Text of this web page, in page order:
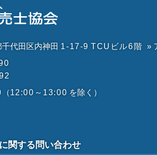
代田区内神田 1-17-9 TCUビル6階
»
（12:00～13:00 を除く）
関する問い合わせ